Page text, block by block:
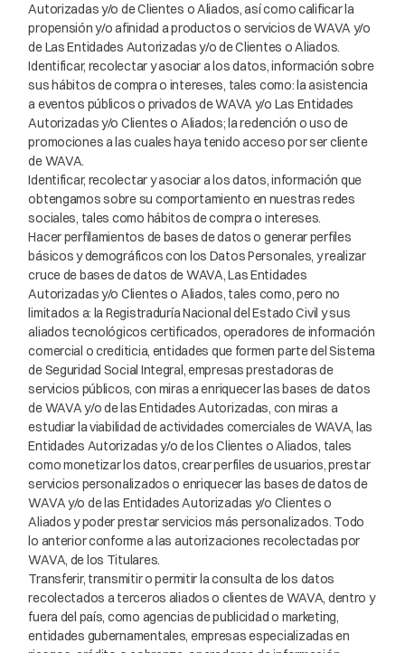
Autorizadas y/o de Clientes o Aliados, así como calificar la
propensión y/o afinidad a productos o servicios de WAVA y/o
de Las Entidades Autorizadas y/o de Clientes o Aliados.
Identificar, recolectar y asociar a los datos, información sobre
sus hábitos de compra o intereses, tales como: la asistencia
a eventos públicos o privados de WAVA y/o Las Entidades
Autorizadas y/o Clientes o Aliados; la redención o uso de
promociones a las cuales haya tenido acceso por ser cliente
de WAVA.
Identificar, recolectar y asociar a los datos, información que
obtengamos sobre su comportamiento en nuestras redes
sociales, tales como hábitos de compra o intereses.
Hacer perfilamientos de bases de datos o generar perfiles
básicos y demográficos con los Datos Personales, y realizar
cruce de bases de datos de WAVA, Las Entidades
Autorizadas y/o Clientes o Aliados, tales como, pero no
limitados a: la Registraduría Nacional del Estado Civil y sus
aliados tecnológicos certificados, operadores de información
comercial o crediticia, entidades que formen parte del Sistema
de Seguridad Social Integral, empresas prestadoras de
servicios públicos, con miras a enriquecer las bases de datos
de WAVA y/o de las Entidades Autorizadas, con miras a
estudiar la viabilidad de actividades comerciales de WAVA, las
Entidades Autorizadas y/o de los Clientes o Aliados, tales
como monetizar los datos, crear perfiles de usuarios, prestar
servicios personalizados o enriquecer las bases de datos de
WAVA y/o de las Entidades Autorizadas y/o Clientes o
Aliados y poder prestar servicios más personalizados. Todo
lo anterior conforme a las autorizaciones recolectadas por
WAVA, de los Titulares.
Transferir, transmitir o permitir la consulta de los datos
recolectados a terceros aliados o clientes de WAVA, dentro y
fuera del país, como agencias de publicidad o marketing,
entidades gubernamentales, empresas especializadas en